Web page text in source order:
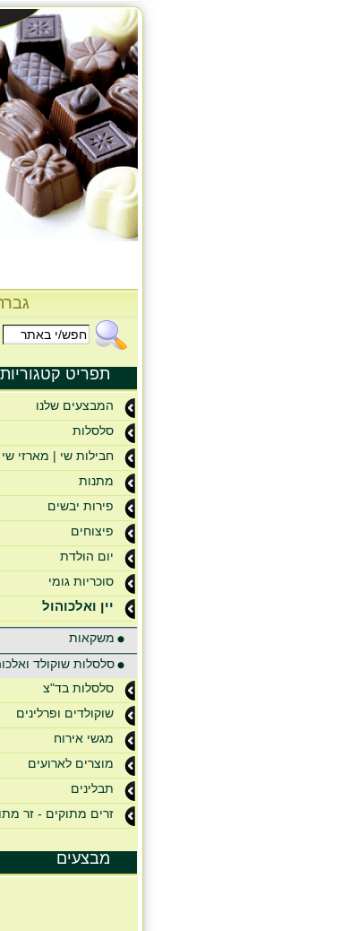
תפריט קטגוריות
המבצעים שלנו
סלסלות
חבילות שי | מארזי שי
מתנות
פירות יבשים
פיצוחים
יום הולדת
סוכריות גומי
יין ואלכוהול
משקאות
סלסלות שוקולד
סלסלות בד"צ
שוקולדים ופרלינים
מגשי אירוח
מוצרים לארועים
תבלינים
זרים מתוקים - זר
מבצעים